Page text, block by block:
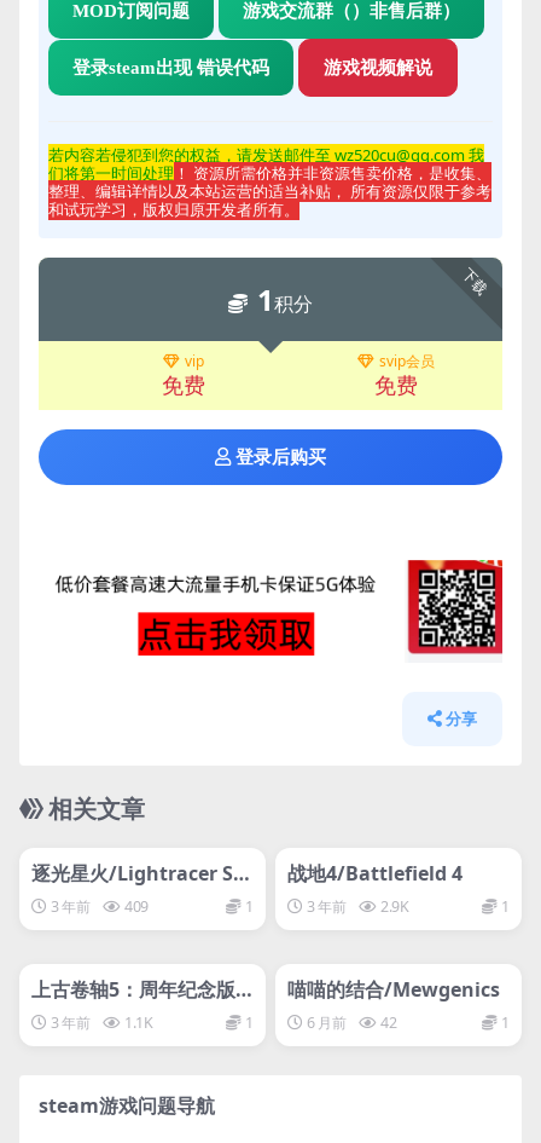
MOD订阅问题 游戏交流群（）非售后群）
登录steam出现 错误代码 游戏视频解说
若内容若侵犯到您的权益，请发送邮件至 wz520cu@qq.com 我
们将第一时间处理 ！ 资源所需价格并非资源售卖价格，是收集、
整理、编辑详情以及本站运营的适当补贴， 所有资源仅限于参考
和试玩学习，版权归原开发者所有。
下载
1积分
vip
免费
svip会员
免费
登录后购买
分享
相关文章
网盘下载游戏
逐光星火/Lightracer Sp
ark3 年前 409 1
网盘下载游戏
战地4/Battlefield 4
3 年前 2.9K 1
网盘下载游戏
上古卷轴5：周年纪念版/
上古卷轴5：天际10周年
重制版/The Elder Scrolls
on
3 年前 1.1K 1
网盘下载游戏
喵喵的结合/Mewgenics
6 月前 42 1
steam游戏问题导航